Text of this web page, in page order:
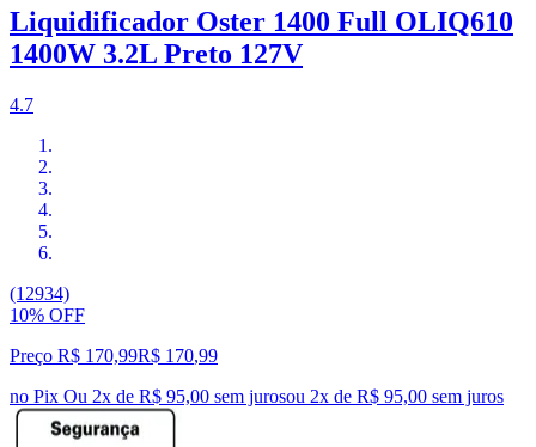
Liquidificador Oster 1400 Full OLIQ610
1400W 3.2L Preto 127V
4.7
(12934)
10% OFF
Preço R$ 170,99R$ 170,99
no Pix Ou 2x de R$ 95,00 sem jurosou 2x de R$ 95,00 sem juros